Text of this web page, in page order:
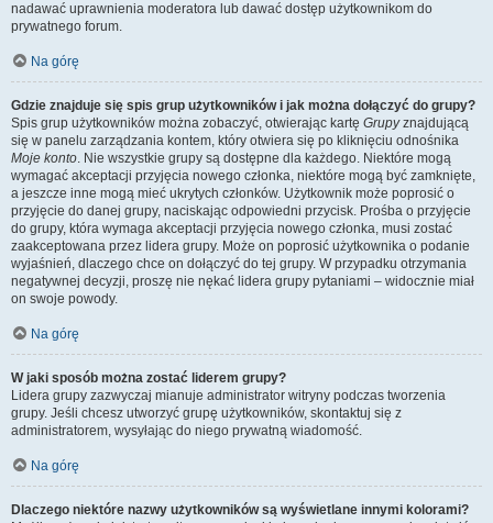
nadawać uprawnienia moderatora lub dawać dostęp użytkownikom do
prywatnego forum.
Na górę
Gdzie znajduje się spis grup użytkowników i jak można dołączyć do grupy?
Spis grup użytkowników można zobaczyć, otwierając kartę Grupyznajdującą
się w panelu zarządzania kontem, który otwiera się po kliknięciu odnośnika
Moje konto. Nie wszystkie grupy są dostępne dla każdego. Niektóre mogą
wymagać akceptacji przyjęcia nowego członka, niektóre mogą być zamknięte,
a jeszcze inne mogą mieć ukrytych członków. Użytkownik może poprosić o
przyjęcie do danej grupy, naciskając odpowiedni przycisk. Prośba o przyjęcie
do grupy, która wymaga akceptacji przyjęcia nowego członka, musi zostać
zaakceptowana przez lidera grupy. Może on poprosić użytkownika o podanie
wyjaśnień, dlaczego chce on dołączyć do tej grupy. W przypadku otrzymania
negatywnej decyzji, proszę nie nękać lidera grupy pytaniami – widocznie miał
on swoje powody.
Na górę
W jaki sposób można zostać liderem grupy?
Lidera grupy zazwyczaj mianuje administrator witryny podczas tworzenia
grupy. Jeśli chcesz utworzyć grupę użytkowników, skontaktuj się z
administratorem, wysyłając do niego prywatną wiadomość.
Na górę
Dlaczego niektóre nazwy użytkowników są wyświetlane innymi kolorami?